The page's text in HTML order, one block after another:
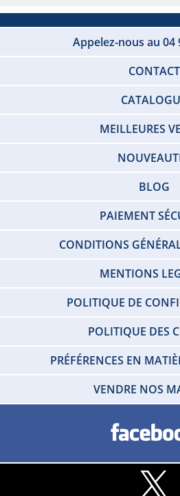
Appelez-nous au 04
CONTACT
MEILLEURES
BLOG
PAIEMENT
CONDITIONS
MENTIONS
POLITIQUE DE
POLITIQUE DES
PRÉFÉRENCES EN
VENDRE NOS